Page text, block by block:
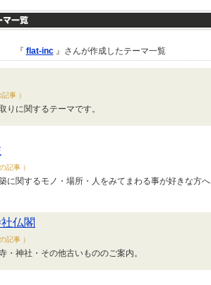
『 flat-inc』さんが作成したテーマ一覧
記事 ）
りに関するテーマです。
記事 ）
に関するモノ・場所・人をみてまわる事が好きな方へ
仏閣
記事 ）
・神社・その他古いもののご案内。